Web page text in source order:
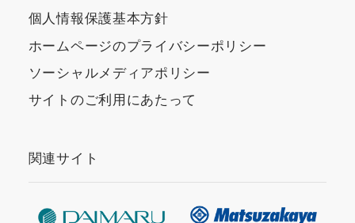
個人情報保護基本方針
ホームページのプライバシーポリシー
ソーシャルメディアポリシー
サイトのご利用にあたって
関連サイト